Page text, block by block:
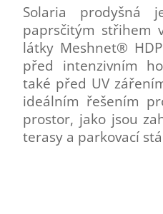
Solaria prodyšná
paprsčitým střihem
látky Meshnet®
před intenzivním
také před UV
ideálním řešením
prostor, jako jsou
terasy a parkovací